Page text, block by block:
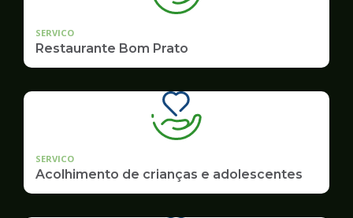
SERVICO
Restaurante Bom Prato
SERVICO
Acolhimento de crianças e adolescentes